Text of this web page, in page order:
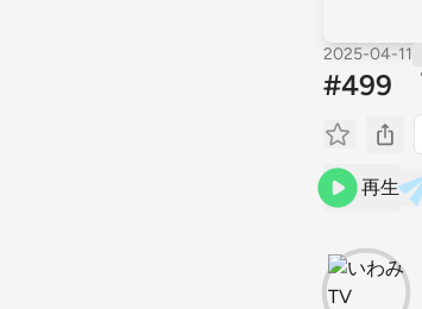
2025-04-11
#499
再生